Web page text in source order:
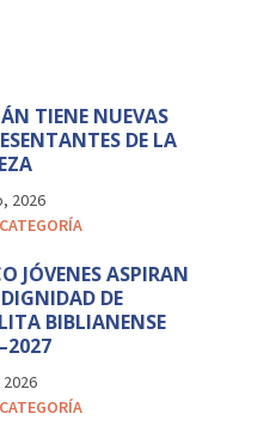
TIENE NUEVAS
DE LA
2026
JÓVENES ASPIRAN
DE
BIBLIANENSE